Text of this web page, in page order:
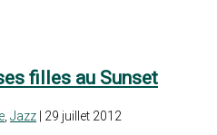
filles au Sunset
Jazz | 29 juillet 2012